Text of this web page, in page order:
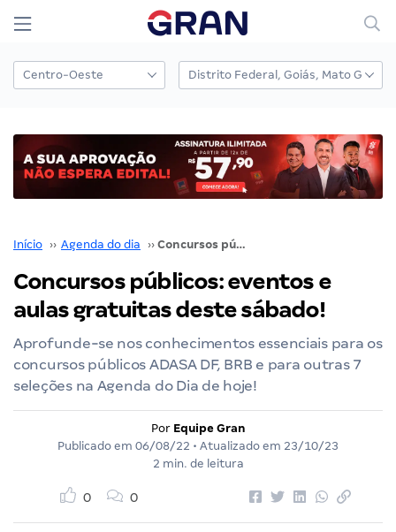
Início ›› Agenda do dia ›› Concursos públicos: eventos e aulas gratuitas deste sábado!
Concursos públicos: eventos e
aulas gratuitas deste sábado!
Aprofunde-se nos conhecimentos essenciais para os
concursos públicos ADASA DF, BRB e para outras 7
seleções na Agenda do Dia de hoje!
Por Equipe Gran
Publicado em 06/08/22 • Atualizado em 23/10/23
2 min. de leitura
0 0